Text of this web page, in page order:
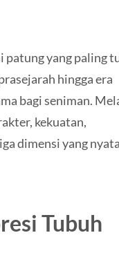
patung yang paling
hingga era
bagi seniman.
kekuatan,
dimensi yang nyata
Tubuh